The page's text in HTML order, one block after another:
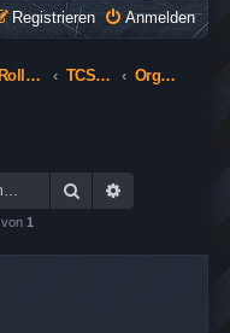
Anmelden
Registrieren
Rollenspiel TCS Paradox - 480th Mirages Organisatorisches
Suche
von 1